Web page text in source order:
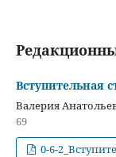
Вступительная
Валерия
69
0-6-